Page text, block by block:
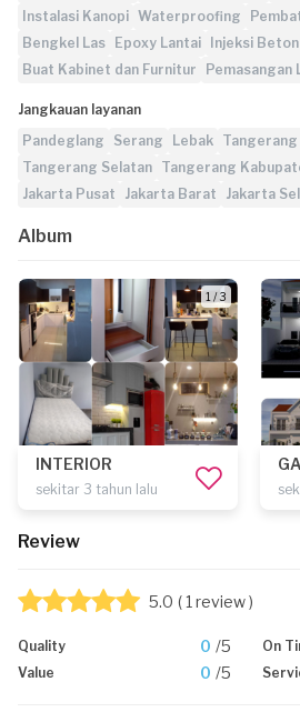
Instalasi Kanopi Waterproofing
Bengkel Las
Epoxy Lantai Injeksi Beton
Buat Kabinet dan Furnitur
Pemasangan
Jangkauan layanan
Pandeglang
Serang Lebak
Tangerang Selatan Tangerang
Jakarta Pusat
Jakarta Barat Jakarta
Album
1 / 3
INTERIOR
sekitar 3 tahun lalu
Review
5.0 ( 1 review )
Quality 0 /5 On
Value 0 /5